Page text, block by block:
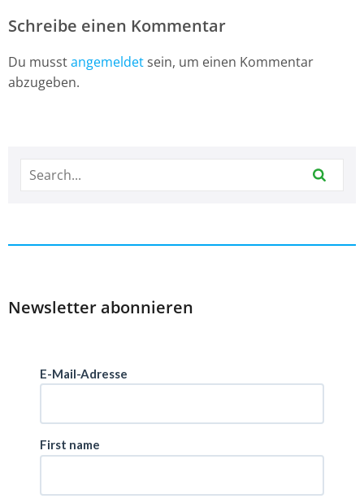
Schreibe einen Kommentar
Du musstangemeldet sein, um einen Kommentar
abzugeben.
Newsletter abonnieren